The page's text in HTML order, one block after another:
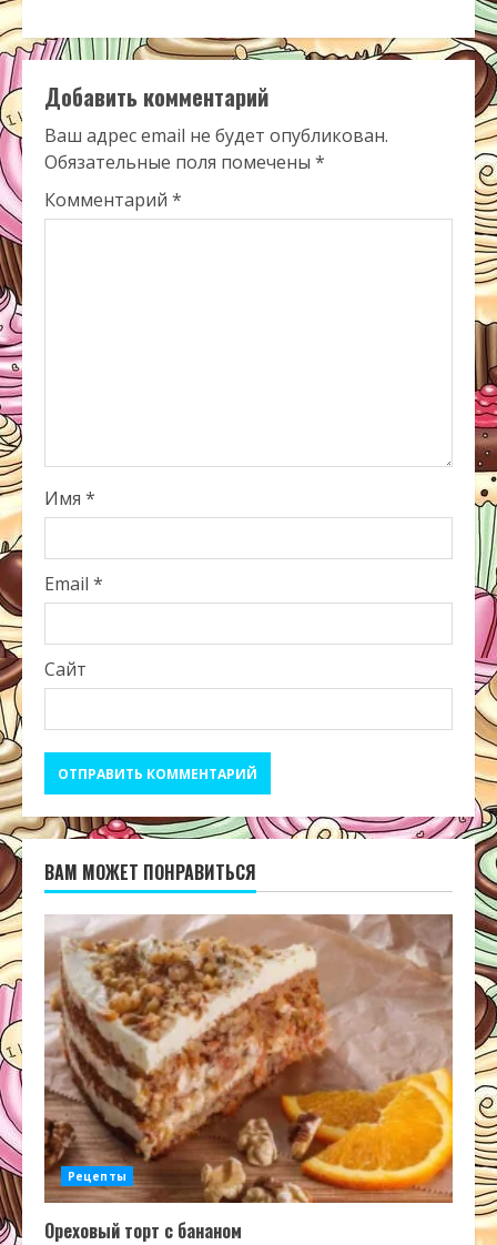
Добавить комментарий
Ваш адрес email не будет опубликован.
Обязательные поля помечены *
Комментарий *
Имя *
Email *
Сайт
ВАМ МОЖЕТ ПОНРАВИТЬСЯ
Рецепты
Ореховый торт с бананом